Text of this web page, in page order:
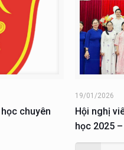
chuyên
19/01/2026
Hội nghị
học 2025